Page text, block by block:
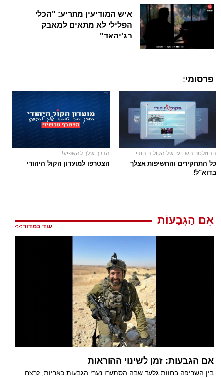
איש המודיעין מתריע: "הכלי
הפלילי לא מתאים למאבק
בג'יהאד"
פרסומי:
הניוזלטר השבועי של הקול היהודי
כל התחקירים והחשיפות אצלך
בדוא"ל!
הדרך שלך להשפיע!
הצטרפו למועדון הקול היהודי
אֵם הַגְּבָעוֹת
עוד במדור>>
אם הגבעות: זמן לשינוי ההוראות
בין השריפה בחוות גלעד שבה הסתערו נערי הגבעות כאריות, לרצח